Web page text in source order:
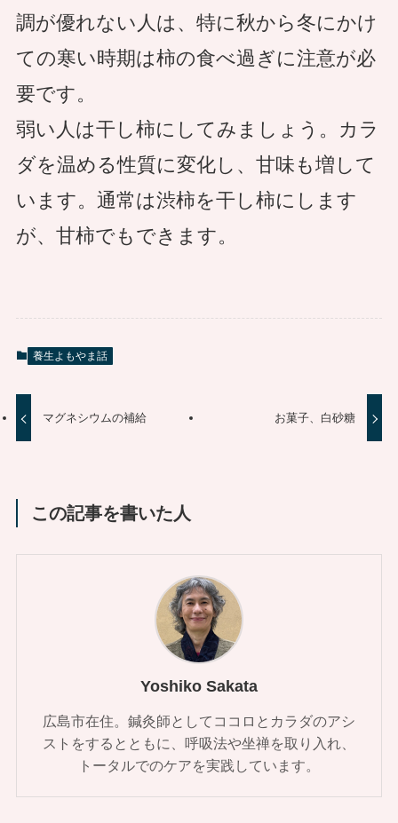
調が優れない人は、特に秋から冬にかけ
ての寒い時期は柿の食べ過ぎに注意が必
要です。
弱い人は干し柿にしてみましょう。カラ
ダを温める性質に変化し、甘味も増して
います。通常は渋柿を干し柿にします
が、甘柿でもできます。
養生よもやま話
マグネシウムの補給 お菓子、白砂糖
この記事を書いた人
Yoshiko Sakata
広島市在住。鍼灸師としてココロとカラダのアシ
ストをするとともに、呼吸法や坐禅を取り入れ、
トータルでのケアを実践しています。